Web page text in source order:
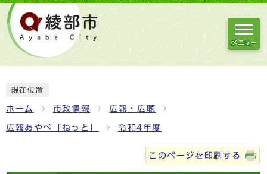
メニュー
現在位置
ホーム 市政情報 広報・広聴
広報あやべ「ねっと」 令和4年度
このページを印刷する